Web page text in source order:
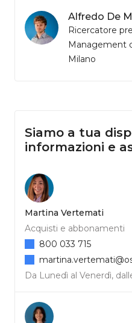
Alfredo De
Ricercatore
Management
Milano
Siamo a tua
informazioni e
Martina Vertemati
Acquisti e abbonamenti
Da Lunedì al Venerdì,
800 033 715